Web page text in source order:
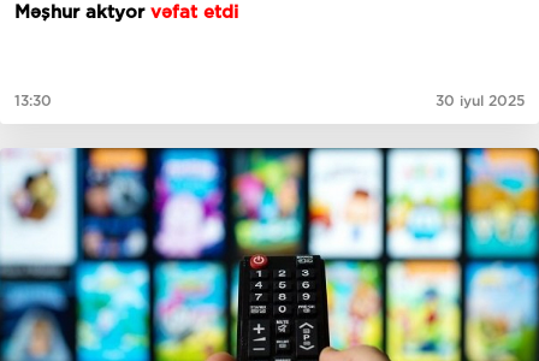
Məşhur aktyor vəfat etdi
13:30 30 iyul 2025